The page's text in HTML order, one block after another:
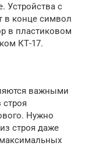
Устройства с
в конце символ
в пластиковом
КТ-17.
важными
Нужно
строя даже